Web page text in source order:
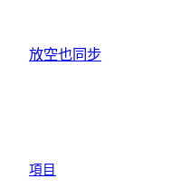
放空也同步
項目